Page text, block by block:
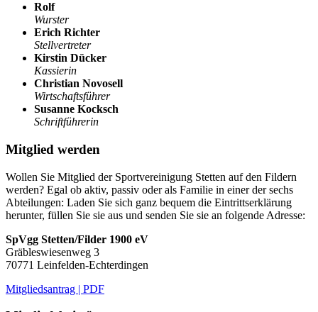
Rolf
Wurster
Erich Richter
Stellvertreter
Kirstin Dücker
Kassierin
Christian Novosell
Wirtschaftsführer
Susanne Kocksch
Schriftführerin
Mitglied werden
Wollen Sie Mitglied der Sportvereinigung Stetten auf den Fildern
werden? Egal ob aktiv, passiv oder als Familie in einer der sechs
Abteilungen: Laden Sie sich ganz bequem die Eintrittserklärung
herunter, füllen Sie sie aus und senden Sie sie an folgende Adresse:
SpVgg Stetten/Filder 1900 eV
Gräbleswiesenweg 3
70771 Leinfelden-Echterdingen
Mitgliedsantrag | PDF